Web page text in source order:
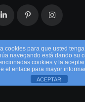
Todos
cookies para que usted
navegando está dando su
cookies y la
el enlace para mayor
ACEPTAR